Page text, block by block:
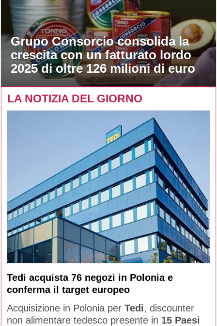
Grupo Consorcio consolida la
crescita con un fatturato lordo
2025 di oltre 126 milioni di euro
LA NOTIZIA DEL GIORNO
Tedi acquista 76 negozi in Polonia e
conferma il target europeo
Acquisizione in Polonia per Tedi, discounter
non alimentare tedesco presente in 15 Paesi